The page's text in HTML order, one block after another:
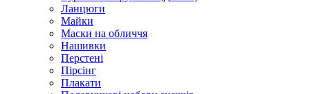
Ланцюги
Майки
Маски на обличчя
Нашивки
Перстені
Пірсінг
Плакати